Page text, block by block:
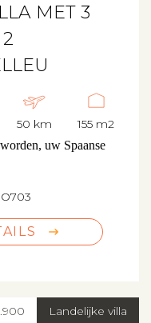
MET 3
50 km 155 m2
uw Spaanse
Landelijke villa